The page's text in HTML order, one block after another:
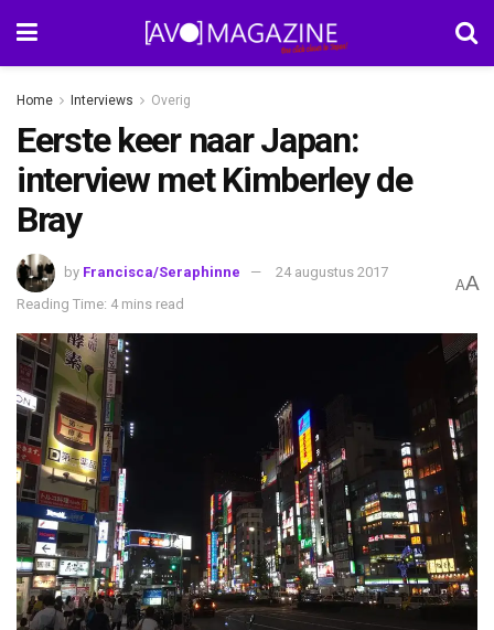
Home Interviews Overig
Eerste keer naar Japan:
interview met Kimberley de
Bray
by Francisca/Seraphinne
24 augustus 2017
Reading Time: 4 mins read
AA